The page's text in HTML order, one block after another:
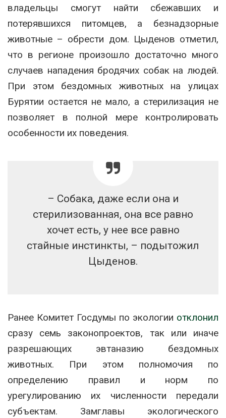
владельцы смогут найти сбежавших и
потерявшихся питомцев, а безнадзорные
животные – обрести дом. Цыденов отметил,
что в регионе произошло достаточно много
случаев нападения бродячих собак на людей.
При этом бездомных животных на улицах
Бурятии остается не мало, а стерилизация не
позволяет в полной мере контролировать
особенности их поведения.
– Собака, даже если она и
стерилизованная, она все равно
хочет есть, у нее все равно
стайные инстинкты, – подытожил
Цыденов.
Ранее Комитет Госдумы по экологии отклонил
сразу семь законопроектов, так или иначе
разрешающих эвтаназию бездомных
животных. При этом полномочия по
определению правил и норм по
урегулированию их численности передали
субъектам. Замглавы экологического